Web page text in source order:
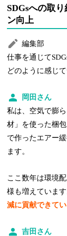
SDGsへの取
ン向上
編集部
仕事を通じて
どのように感じ
岡田さん
私は、空気で膨
材」を使った梱
で作ったエアー
ます。
ここ数年は環境
様も増えています
減に貢献できて
吉田さん